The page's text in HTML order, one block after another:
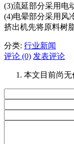
(3)流延部分采用电
(4)电晕部分采用风
挤出机先将原料树
分类: 行业新闻
评论 (0) 发表评论
本文目前尚无